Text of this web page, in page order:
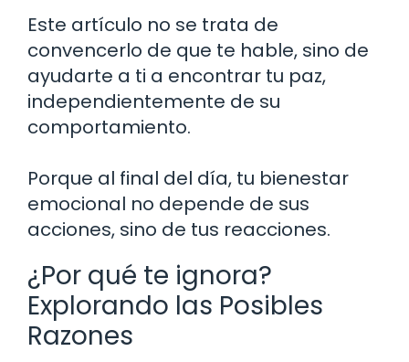
Este artículo no se trata de
convencerlo de que te hable, sino de
ayudarte a ti a encontrar tu paz,
independientemente de su
comportamiento.
Porque al final del día, tu bienestar
emocional no depende de sus
acciones, sino de tus reacciones.
¿Por qué te ignora?
Explorando las Posibles
Razones